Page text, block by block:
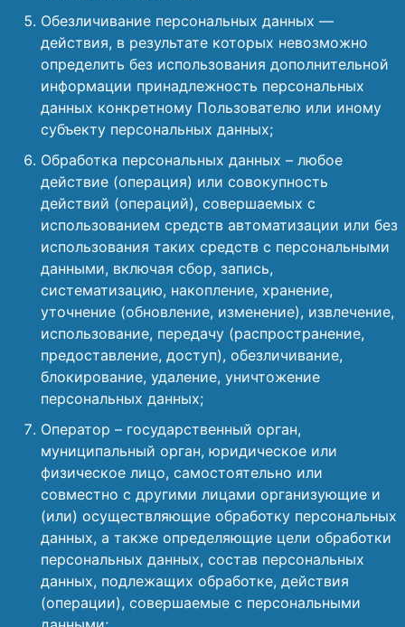
Обезличивание персональных данных —
действия, в результате которых невозможно
определить без использования дополнительной
информации принадлежность персональных
данных конкретному Пользователю или иному
субъекту персональных данных;
Обработка персональных данных – любое
действие (операция) или совокупность
действий (операций), совершаемых с
использованием средств автоматизации или без
использования таких средств с персональными
данными, включая сбор, запись,
систематизацию, накопление, хранение,
уточнение (обновление, изменение), извлечение,
использование, передачу (распространение,
предоставление, доступ), обезличивание,
блокирование, удаление, уничтожение
персональных данных;
Оператор – государственный орган,
муниципальный орган, юридическое или
физическое лицо, самостоятельно или
совместно с другими лицами организующие и
(или) осуществляющие обработку персональных
данных, а также определяющие цели обработки
персональных данных, состав персональных
данных, подлежащих обработке, действия
(операции), совершаемые с персональными